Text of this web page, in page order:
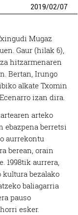
2019/02/07
Mugaz
Gaur (hilak 6),
hitzarmenaren
Bertan, Irungo
alkate Txomin
izan dira.
arteko
ebazpena berretsi
aurrekontu
berean, orain
1998tik aurrera,
bezalako
baliagarria
pauso
esker.